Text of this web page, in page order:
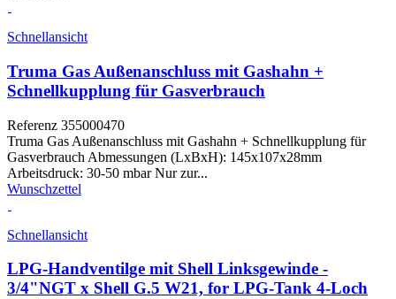
Schnellansicht
Truma Gas Außenanschluss mit Gashahn +
Schnellkupplung für Gasverbrauch
Referenz 355000470
Truma Gas Außenanschluss mit Gashahn + Schnellkupplung für
Gasverbrauch Abmessungen (LxBxH): 145x107x28mm
Arbeitsdruck: 30-50 mbar Nur zur...
Wunschzettel
Schnellansicht
LPG-Handventilge mit Shell Linksgewinde -
3/4"NGT x Shell G.5 W21, for LPG-Tank 4-Loch